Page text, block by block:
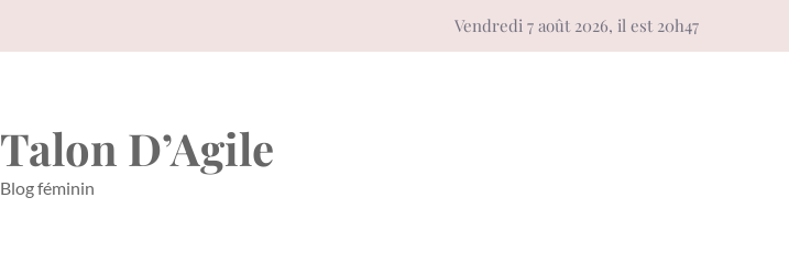
Vendredi 7 août 2026, il est 20h47
Talon D’Agile
Blog féminin